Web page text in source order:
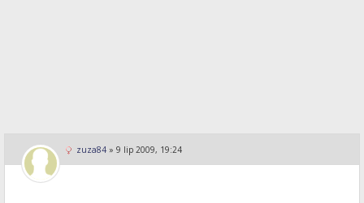
zuza84 » 9 lip 2009, 19:24